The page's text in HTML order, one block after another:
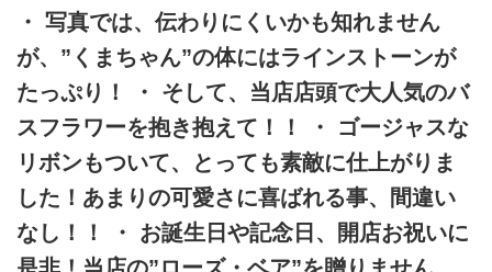
・ 写真では、伝わりにくいかも知れません
が、”くまちゃん”の体にはラインストーンが
たっぷり！ ・ そして、当店店頭で大人気のバ
スフラワーを抱き抱えて！！ ・ ゴージャスな
リボンもついて、とっても素敵に仕上がりま
した！あまりの可愛さに喜ばれる事、間違い
なし！！ ・ お誕生日や記念日、開店お祝いに